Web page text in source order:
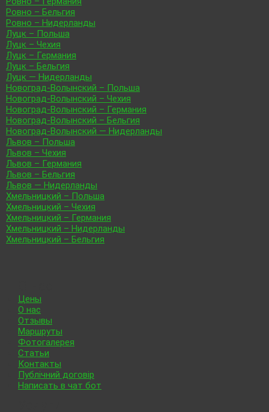
Ровно – Бельгия
Ровно – Нидерланды
Луцк – Польша
Луцк – Чехия
Луцк – Германия
Луцк – Бельгия
Луцк — Нидерланды
Новоград-Волынский – Польша
Новоград-Волынский – Чехия
Новоград-Волынский – Германия
Новоград-Волынский – Бельгия
Новоград-Волынский — Нидерланды
Львов – Польша
Львов – Чехия
Львов – Германия
Львов – Бельгия
Львов — Нидерланды
Хмельницкий – Польша
Хмельницкий – Чехия
Хмельницкий – Германия
Хмельницкий – Нидерланды
Хмельницкий – Бельгия
Цены
О нас
Отзывы
Маршруты
Фотогалерея
Статьи
Контакты
Публічний договір
Написать в чат бот